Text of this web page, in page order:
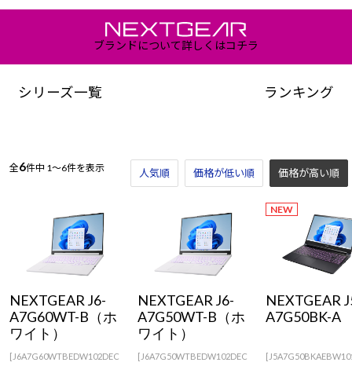
ワークステーション
ディスプレイ
MousePro
iiyama
学習向けパソコン
スペック/パーツ別
AIおすすめパソコン
Windows 11|Copilot+ PC
ブランドについて詳しくはコチラ
シリーズ一覧 ランキング
全6件中 1～6件を表示 人気順 価格が低い順 価格が高い順
NEXTGEAR J6-
A7G60WT-B（ホ
ワイト）
[J6A7G60WTBEDW102DEC
NEXTGEAR J6-
A7G50WT-B（ホ
ワイト）
[J6A7G50WTBEDW102DEC
NEW
NEXTGEAR
A7G50BK-A